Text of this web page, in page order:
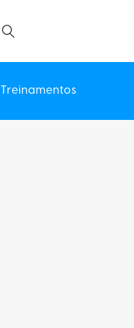
Treinamentos